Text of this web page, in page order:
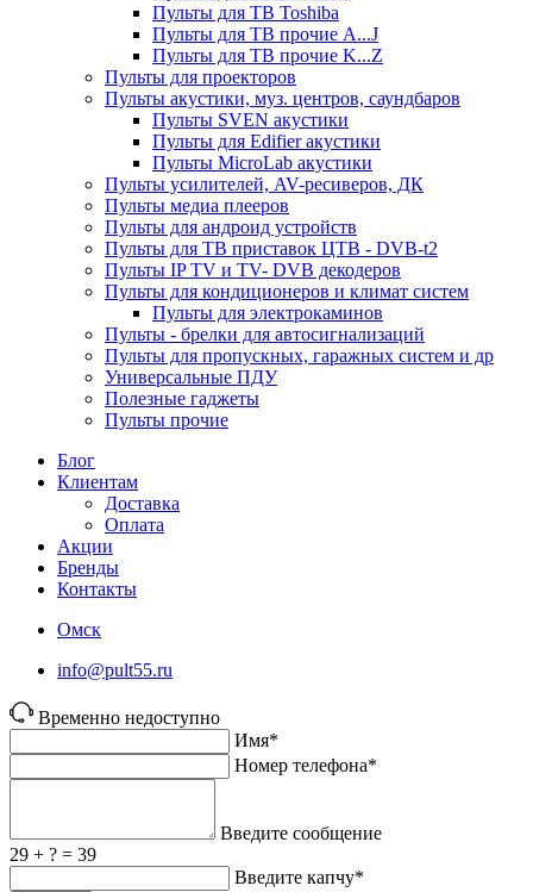
Пульты для ТВ Toshiba
Пульты для ТВ прочие A...J
Пульты для ТВ прочие K...Z
Пульты для проекторов
Пульты акустики, муз. центров, саундбаров
Пульты SVEN акустики
Пульты для Edifier акустики
Пульты MicroLab акустики
Пульты усилителей, AV-ресиверов, ДК
Пульты медиа плееров
Пульты для андроид устройств
Пульты для ТВ приставок ЦТВ - DVB-t2
Пульты IP TV и TV- DVB декодеров
Пульты для кондиционеров и климат систем
Пульты для электрокаминов
Пульты - брелки для автосигнализаций
Пульты для пропускных, гаражных систем и др
Универсальные ПДУ
Полезные гаджеты
Пульты прочие
Блог
Клиентам
Доставка
Оплата
Акции
Бренды
Контакты
Омск
info@pult55.ru
Временно недоступно
Имя*
Номер телефона*
Введите сообщение
29 + ? = 39
Введите капчу*